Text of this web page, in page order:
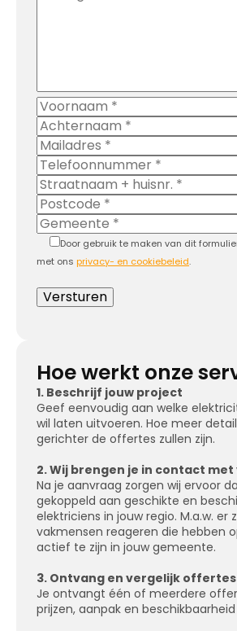
Door gebruik te maken van dit
met ons privacy- en cookiebeleid.
Hoe werkt onze
1. Beschrijf jouw project
Geef eenvoudig aan welke
wil laten uitvoeren. Hoe meer
gerichter de offertes zullen zijn.
2. Wij brengen je in contact
Na je aanvraag zorgen wij ervoor
gekoppeld aan geschikte en
elektriciens in jouw regio. M.a.w. er
vakmensen reageren die hebben
actief te zijn in jouw gemeente.
3. Ontvang en vergelijk offertes
Je ontvangt één of meerdere
prijzen, aanpak en